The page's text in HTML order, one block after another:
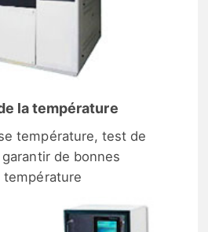
la température
température, test de
de bonnes
température